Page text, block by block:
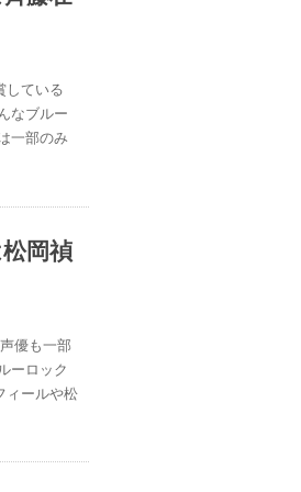
している
なブルー
一部のみ
岡禎
優も一部
ーロック
ィールや松